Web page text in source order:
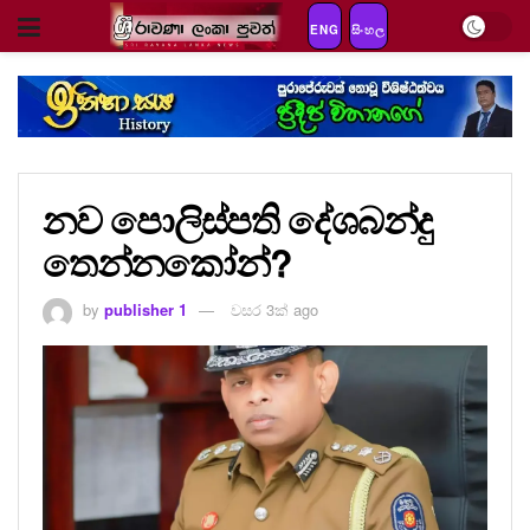
ENG සිංහල
නව පොලිස්පති දේශබන්දු
තෙන්නකෝන්?
by publisher 1 වසර 3ක් ago